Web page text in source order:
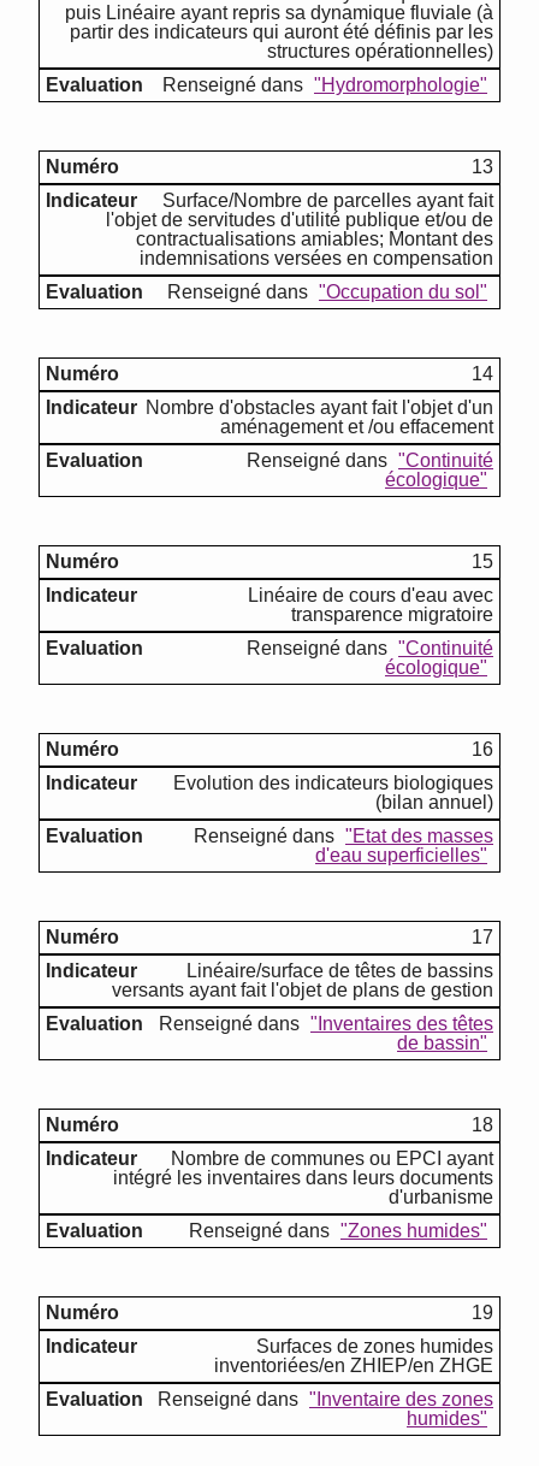
puis Linéaire ayant repris sa dynamique fluviale (à
partir des indicateurs qui auront été définis par les
structures opérationnelles)
Renseigné dans "Hydromorphologie"
13
Surface/Nombre de parcelles ayant fait
l'objet de servitudes d'utilité publique et/ou de
contractualisations amiables; Montant des
indemnisations versées en compensation
Renseigné dans "Occupation du sol"
14
Nombre d'obstacles ayant fait l'objet d'un
aménagement et /ou effacement
Renseigné dans "Continuité
écologique"
15
Linéaire de cours d'eau avec
transparence migratoire
Renseigné dans "Continuité
écologique"
16
Evolution des indicateurs biologiques
(bilan annuel)
Renseigné dans "Etat des masses
d'eau superficielles"
17
Linéaire/surface de têtes de bassins
versants ayant fait l'objet de plans de gestion
Renseigné dans "Inventaires des têtes
de bassin"
18
Nombre de communes ou EPCI ayant
intégré les inventaires dans leurs documents
d'urbanisme
Renseigné dans "Zones humides"
19
Surfaces de zones humides
inventoriées/en ZHIEP/en ZHGE
Renseigné dans "Inventaire des zones
humides"